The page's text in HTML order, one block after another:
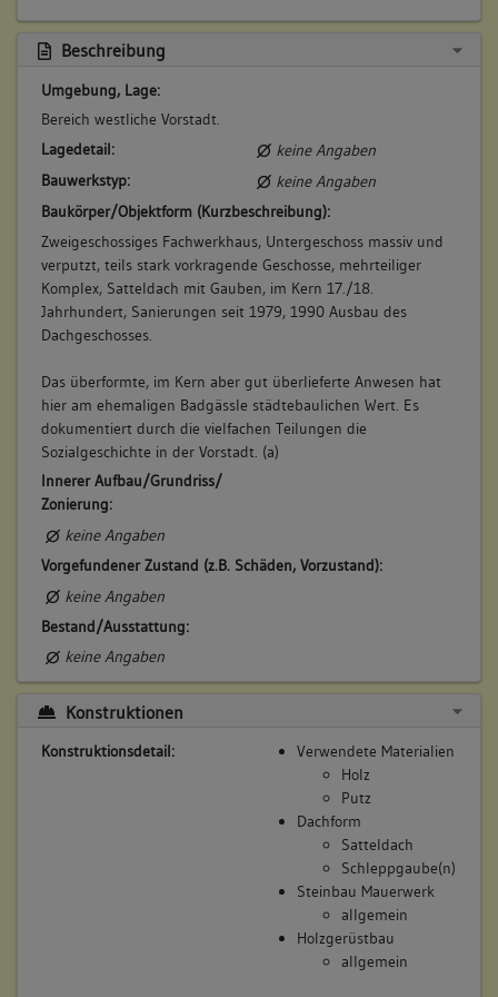
kauft von Witwe Rieger
Betroffene Gebäudeteile:
keine
7. Besitzer:in:
(1776)
Collmar, Christian
Bemerkung Familie:
Bemerkung Besitz:
kauft 1/2 vom Vater
Beschreibung:
Beruf / Amt / Titel:
Weingärtner
Betroffene Gebäudeteile:
keine
Sohn des Balthas Collmar
Beschreibung
Umgebung, Lage:
Bereich westliche Vorstadt.
Lagedetail:
keine Angaben
Bauwerkstyp:
keine Angaben
Baukörper/Objektform (Kurzbeschreibung):
Zweigeschossiges Fachwerkhaus, Untergeschoss massiv und
verputzt, teils stark vorkragende Geschosse, mehrteiliger
Komplex, Satteldach mit Gauben, im Kern 17./18.
Jahrhundert, Sanierungen seit 1979, 1990 Ausbau des
Dachgeschosses.
Das überformte, im Kern aber gut überlieferte Anwesen hat
hier am ehemaligen Badgässle städtebaulichen Wert. Es
dokumentiert durch die vielfachen Teilungen die
Sozialgeschichte in der Vorstadt. (a)
Innerer Aufbau/Grundriss/
Zonierung:
keine Angaben
Vorgefundener Zustand (z.B. Schäden, Vorzustand):
keine Angaben
Bestand/Ausstattung:
keine Angaben
Konstruktionen
Konstruktionsdetail:
Verwendete Materialien
Holz
Putz
Dachform
Satteldach
Schleppgaube(n)
Steinbau Mauerwerk
allgemein
Holzgerüstbau
allgemein